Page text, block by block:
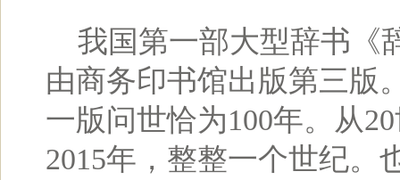
我国第一部大型辞书《
由商务印书馆出版第三版
一版问世恰为100年。从
2015年，整整一个世纪。